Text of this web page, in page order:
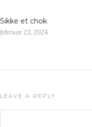
Sikke et chok
februar 23, 2024
LEAVE A REPLY